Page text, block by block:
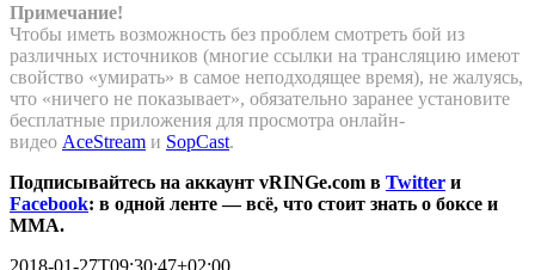
Примечание!
Чтобы иметь возможность без проблем смотреть бой из
различных источников (многие ссылки на трансляцию имеют
свойство «умирать» в самое неподходящее время), не жалуясь,
что «ничего не показывает», обязательно заранее установите
бесплатные приложения для просмотра онлайн-
видео AceStream и SopCast.
Подписывайтесь на аккаунт vRINGe.com в Twitter и
Facebook: в одной ленте — всё, что стоит знать о боксе и
ММА.
2018-01-27T09:30:47+02:00